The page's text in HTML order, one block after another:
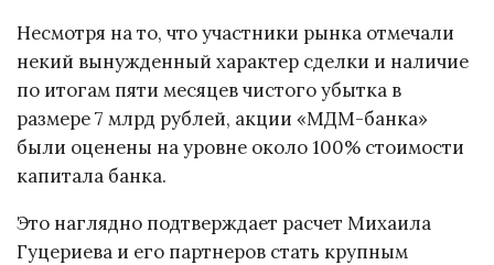
Несмотря на то, что участники рынка отмечали
некий вынужденный характер сделки и наличие
по итогам пяти месяцев чистого убытка в
размере 7 млрд рублей, акции «МДМ-банка»
были оценены на уровне около 100% стоимости
капитала банка.
Это наглядно подтверждает расчет Михаила
Гуцериева и его партнеров стать крупным